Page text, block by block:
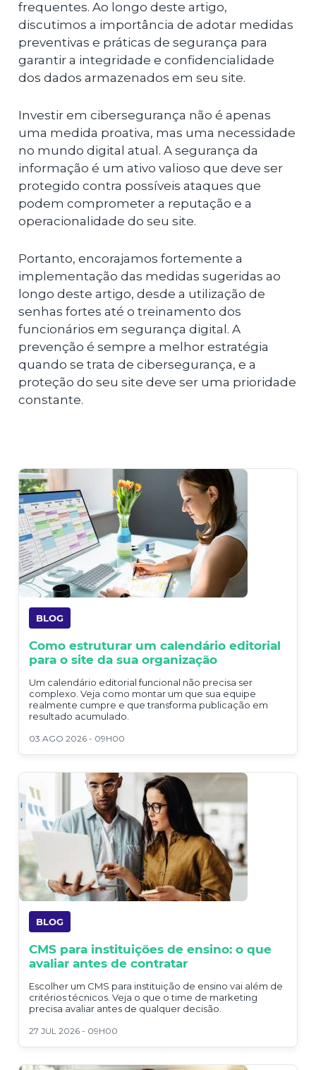
frequentes. Ao longo deste artigo,
discutimos a importância de adotar medidas
preventivas e práticas de segurança para
garantir a integridade e confidencialidade
dos dados armazenados em seu site.
Investir em cibersegurança não é apenas
uma medida proativa, mas uma necessidade
no mundo digital atual. A segurança da
informação é um ativo valioso que deve ser
protegido contra possíveis ataques que
podem comprometer a reputação e a
operacionalidade do seu site.
Portanto, encorajamos fortemente a
implementação das medidas sugeridas ao
longo deste artigo, desde a utilização de
senhas fortes até o treinamento dos
funcionários em segurança digital. A
prevenção é sempre a melhor estratégia
quando se trata de cibersegurança, e a
proteção do seu site deve ser uma prioridade
constante.
BLOG
Como estruturar um calendário editorial
para o site da sua organização
Um calendário editorial funcional não precisa ser
complexo. Veja como montar um que sua equipe
realmente cumpre e que transforma publicação em
resultado acumulado.
03 AGO 2026 - 09H00
BLOG
CMS para instituições de ensino: o que
avaliar antes de contratar
Escolher um CMS para instituição de ensino vai além de
critérios técnicos. Veja o que o time de marketing
precisa avaliar antes de qualquer decisão.
27 JUL 2026 - 09H00